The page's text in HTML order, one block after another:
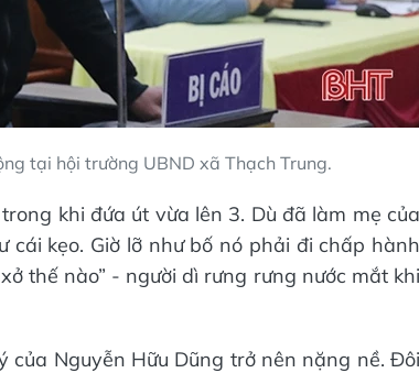
tại hội trường UBND xã Thạch Trung.
khi đứa út vừa lên 3. Dù đã làm mẹ của
kẹo. Giờ lỡ như bố nó phải đi chấp hành
thế nào” - người dì rưng rưng nước mắt khi
của Nguyễn Hữu Dũng trở nên nặng nề. Đôi